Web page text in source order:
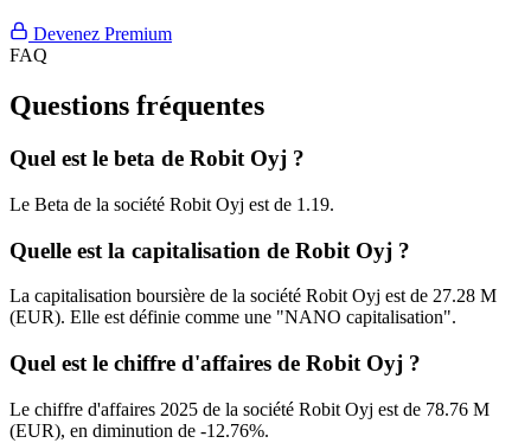
Devenez Premium
FAQ
Questions fréquentes
Quel est le beta de Robit Oyj ?
Le Beta de la société Robit Oyj est de 1.19.
Quelle est la capitalisation de Robit Oyj ?
La capitalisation boursière de la société Robit Oyj est de 27.28 M
(EUR). Elle est définie comme une "NANO capitalisation".
Quel est le chiffre d'affaires de Robit Oyj ?
Le chiffre d'affaires 2025 de la société Robit Oyj est de 78.76 M
(EUR), en diminution de -12.76%.